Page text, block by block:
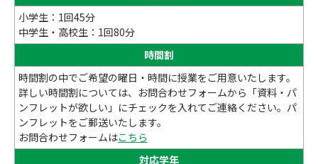
小学生：1回45分
中学生・高校生：1回80分
時間割
時間割の中でご希望の曜日・時間に授業をご用意いたします。
詳しい時間割については、お問合わせフォームから「資料・パ
ンフレットが欲しい」にチェックを入れてご連絡ください。パ
ンフレットをご郵送いたします。
お問合わせフォームはこちら
対応学年